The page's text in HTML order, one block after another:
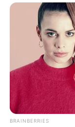
Isten veled,
fizetéseknek,
BRAINBERRIES